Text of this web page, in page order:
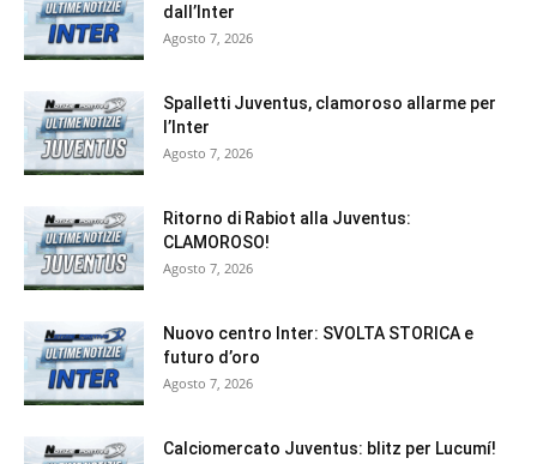
dall’Inter
Agosto 7, 2026
Spalletti Juventus, clamoroso allarme per
l’Inter
Agosto 7, 2026
Ritorno di Rabiot alla Juventus:
CLAMOROSO!
Agosto 7, 2026
Nuovo centro Inter: SVOLTA STORICA e
futuro d’oro
Agosto 7, 2026
Calciomercato Juventus: blitz per Lucumí!